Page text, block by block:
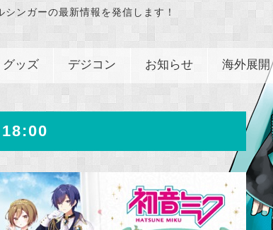
ンガーの最新情報を発信します！
グッズ デジコン お知らせ 海外展開